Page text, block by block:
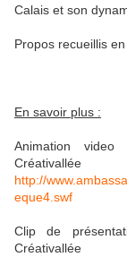
Calais et son
Propos recueillis
En savoir plus :
Animation
http://
eque4.swf
Clip de